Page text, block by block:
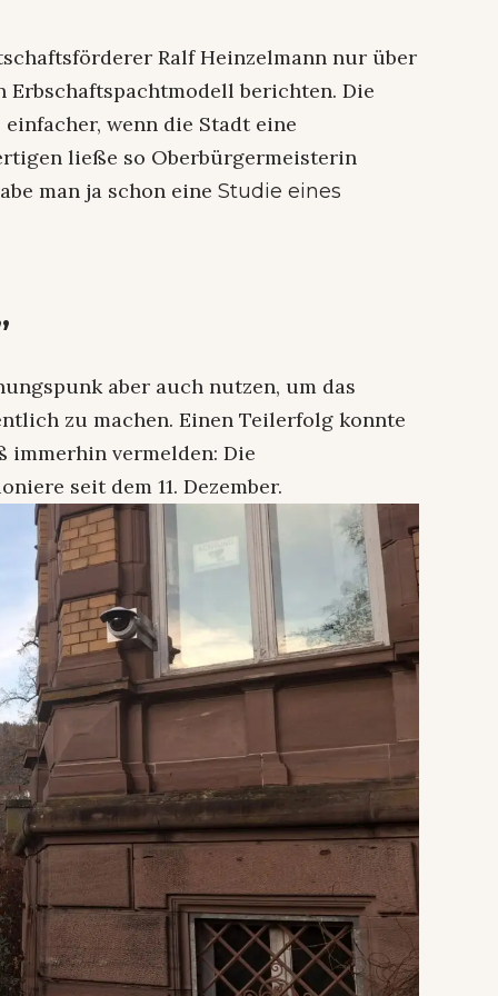
Ralf Heinzelmann nur über
berichten. Die
wenn die Stadt eine
ließe so Oberbürgermeisterin
man ja schon eineStudie eines
aber auch nutzen, um das
zu machen. Einen Teilerfolg konnte
immerhin vermelden: Die
seit dem 11. Dezember.